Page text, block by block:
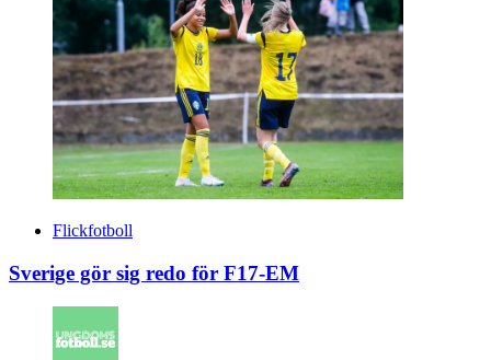
Flickfotboll
Sverige gör sig redo för F17-EM